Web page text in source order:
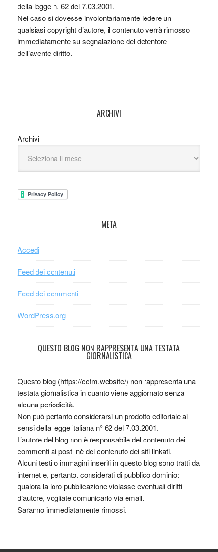
della legge n. 62 del 7.03.2001.
Nel caso si dovesse involontariamente ledere un
qualsiasi copyright d’autore, il contenuto verrà rimosso
immediatamente su segnalazione del detentore
dell’avente diritto.
ARCHIVI
Archivi
META
Accedi
Feed dei contenuti
Feed dei commenti
WordPress.org
QUESTO BLOG NON RAPPRESENTA UNA TESTATA
GIORNALISTICA
Questo blog (https://cctm.website/) non rappresenta una
testata giornalistica in quanto viene aggiornato senza
alcuna periodicità.
Non può pertanto considerarsi un prodotto editoriale ai
sensi della legge italiana n° 62 del 7.03.2001.
L’autore del blog non è responsabile del contenuto dei
commenti ai post, nè del contenuto dei siti linkati.
Alcuni testi o immagini inseriti in questo blog sono tratti da
internet e, pertanto, considerati di pubblico dominio;
qualora la loro pubblicazione violasse eventuali diritti
d’autore, vogliate comunicarlo via email.
Saranno immediatamente rimossi.